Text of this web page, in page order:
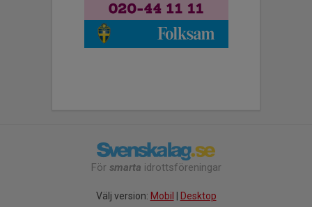
För smarta idrottsföreningar
Välj version: Mobil Desktop